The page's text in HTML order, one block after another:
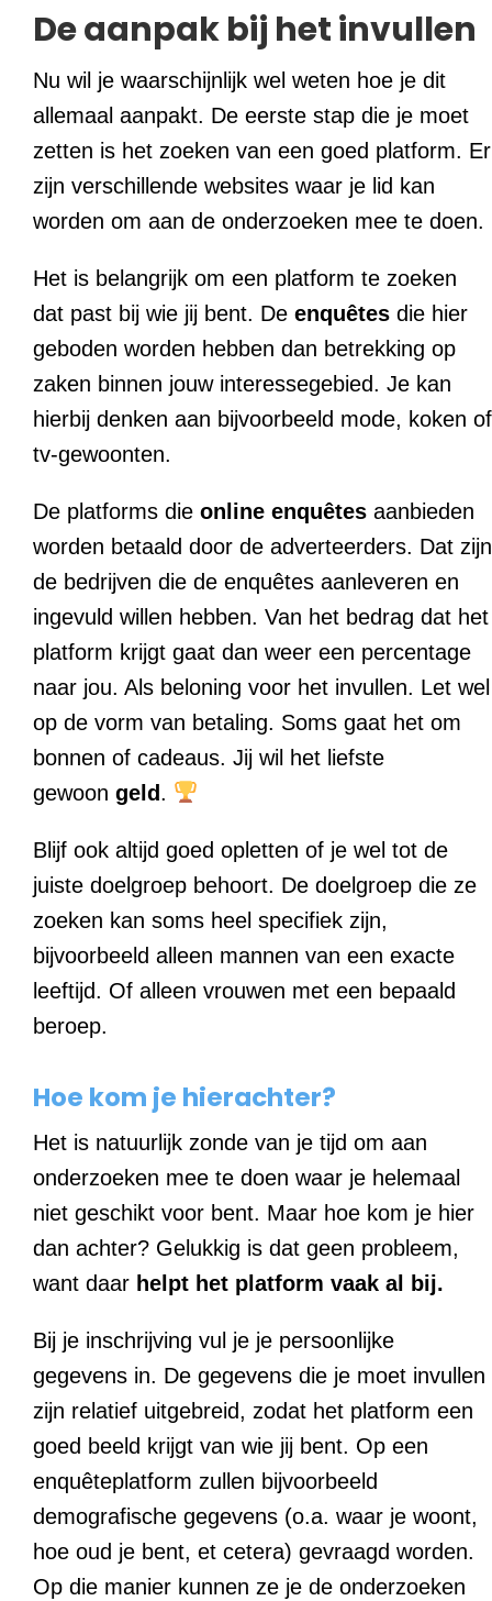
De aanpak bij het invullen
Nu wil je waarschijnlijk wel weten hoe je dit
allemaal aanpakt. De eerste stap die je moet
zetten is het zoeken van een goed platform. Er
zijn verschillende websites waar je lid kan
worden om aan de onderzoeken mee te doen.
Het is belangrijk om een platform te zoeken
dat past bij wie jij bent. De enquêtes die hier
geboden worden hebben dan betrekking op
zaken binnen jouw interessegebied. Je kan
hierbij denken aan bijvoorbeeld mode, koken of
tv-gewoonten.
De platforms die online enquêtes aanbieden
worden betaald door de adverteerders. Dat zijn
de bedrijven die de enquêtes aanleveren en
ingevuld willen hebben. Van het bedrag dat het
platform krijgt gaat dan weer een percentage
naar jou. Als beloning voor het invullen. Let wel
op de vorm van betaling. Soms gaat het om
bonnen of cadeaus. Jij wil het liefste
gewoon geld.
Blijf ook altijd goed opletten of je wel tot de
juiste doelgroep behoort. De doelgroep die ze
zoeken kan soms heel specifiek zijn,
bijvoorbeeld alleen mannen van een exacte
leeftijd. Of alleen vrouwen met een bepaald
beroep.
Hoe kom je hierachter?
Het is natuurlijk zonde van je tijd om aan
onderzoeken mee te doen waar je helemaal
niet geschikt voor bent. Maar hoe kom je hier
dan achter? Gelukkig is dat geen probleem,
want daar helpt het platform vaak al bij.
Bij je inschrijving vul je je persoonlijke
gegevens in. De gegevens die je moet invullen
zijn relatief uitgebreid, zodat het platform een
goed beeld krijgt van wie jij bent. Op een
enquêteplatform zullen bijvoorbeeld
demografische gegevens (o.a. waar je woont,
hoe oud je bent, et cetera) gevraagd worden.
Op die manier kunnen ze je de onderzoeken